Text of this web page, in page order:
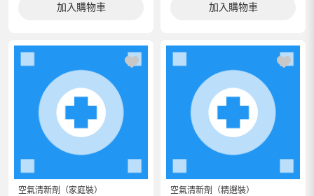
加入購物車 加入購物車
空氣清新劑（家庭裝） 空氣清新劑（精選裝）